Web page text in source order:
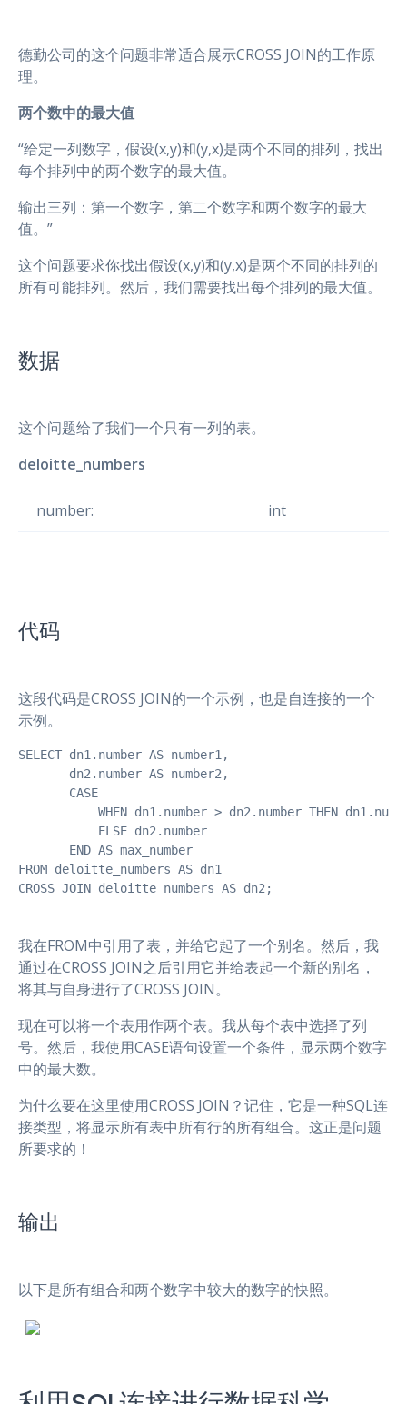
德勤公司的这个问题非常适合展示CROSS JOIN的工作原
理。
两个数中的最大值
“给定一列数字，假设(x,y)和(y,x)是两个不同的排列，找出
每个排列中的两个数字的最大值。
输出三列：第一个数字，第二个数字和两个数字的最大
值。”
这个问题要求你找出假设(x,y)和(y,x)是两个不同的排列的
所有可能排列。然后，我们需要找出每个排列的最大值。
数据
这个问题给了我们一个只有一列的表。
deloitte_numbers
number: int
代码
这段代码是CROSS JOIN的一个示例，也是自连接的一个
示例。
SELECT dn1.number AS number1,
       dn2.number AS number2,
       CASE
WHEN dn1.number > dn2.number THEN
           ELSE dn2.number
       END AS max_number
FROM deloitte_numbers AS dn1
CROSS JOIN deloitte_numbers AS dn2;
我在FROM中引用了表，并给它起了一个别名。然后，我
通过在CROSS JOIN之后引用它并给表起一个新的别名，
将其与自身进行了CROSS JOIN。
现在可以将一个表用作两个表。我从每个表中选择了列
号。然后，我使用CASE语句设置一个条件，显示两个数字
中的最大数。
为什么要在这里使用CROSS JOIN？记住，它是一种SQL连
接类型，将显示所有表中所有行的所有组合。这正是问题
所要求的！
输出
以下是所有组合和两个数字中较大的数字的快照。